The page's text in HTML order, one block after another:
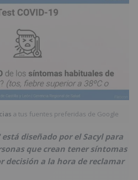
a tus fuentes preferidas de Google
diseñado por el Sacyl para
que crean tener síntomas
decisión a la hora de reclamar